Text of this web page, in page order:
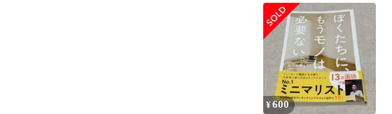
¥600